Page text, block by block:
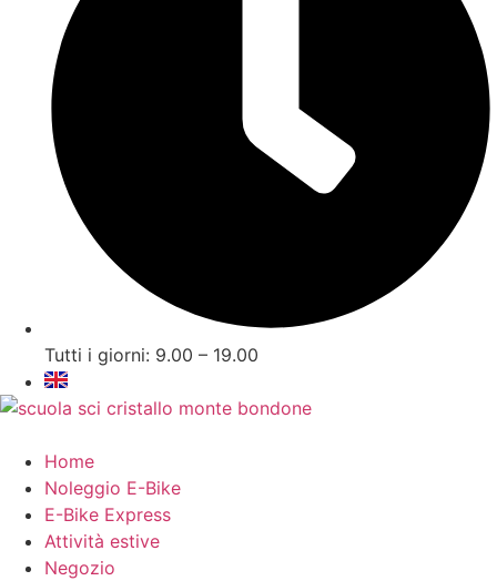
Tutti i giorni: 9.00 – 19.00
Home
Noleggio E-Bike
E-Bike Express
Attività estive
Negozio